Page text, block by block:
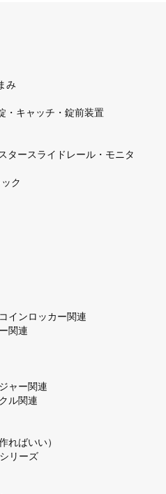
み
・キャッチ・錠前装置
タースライドレール・モニタ
ク
インロッカー関連
関連
ャー関連
ル関連
ればいい）
リーズ